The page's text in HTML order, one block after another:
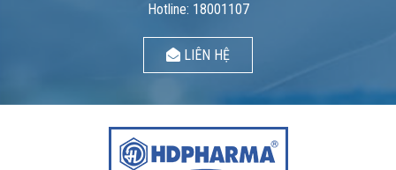
Hotline: 18001107
LIÊN HỆ